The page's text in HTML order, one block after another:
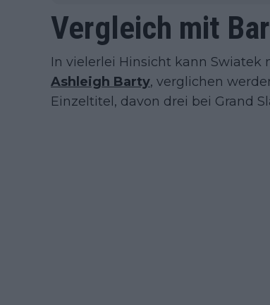
Vergleich mit
In vielerlei Hinsicht kann Swiatek
Ashleigh Barty, verglichen
Einzeltitel, davon drei bei Grand